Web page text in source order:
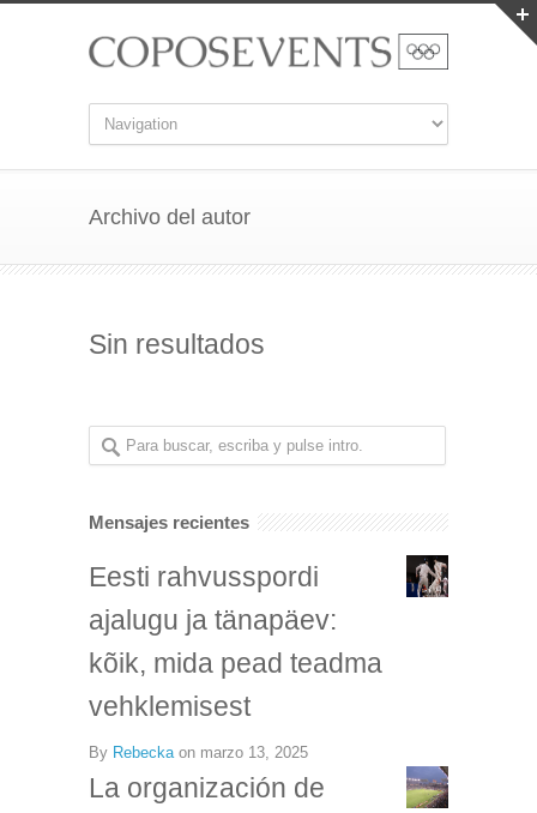
Archivo del autor
Sin resultados
Mensajes recientes
Eesti rahvusspordi
ajalugu ja tänapäev:
kõik, mida pead teadma
vehklemisest
By Rebecka on marzo 13, 2025
La organización de